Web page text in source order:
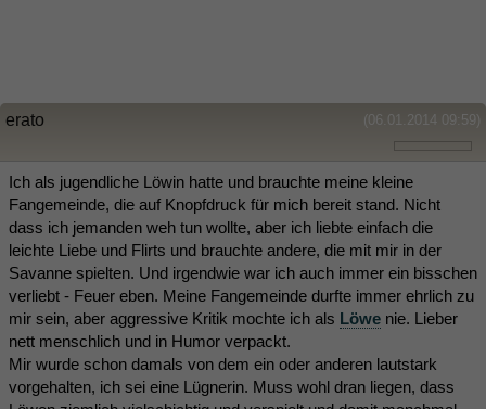
(06.01.2014 09:59)
erato
Ich als jugendliche Löwin hatte und brauchte meine kleine
Fangemeinde, die auf Knopfdruck für mich bereit stand. Nicht
dass ich jemanden weh tun wollte, aber ich liebte einfach die
leichte Liebe und Flirts und brauchte andere, die mit mir in der
Savanne spielten. Und irgendwie war ich auch immer ein bisschen
verliebt - Feuer eben. Meine Fangemeinde durfte immer ehrlich zu
mir sein, aber aggressive Kritik mochte ich als Löwe nie. Lieber
nett menschlich und in Humor verpackt.
Mir wurde schon damals von dem ein oder anderen lautstark
vorgehalten, ich sei eine Lügnerin. Muss wohl dran liegen, dass